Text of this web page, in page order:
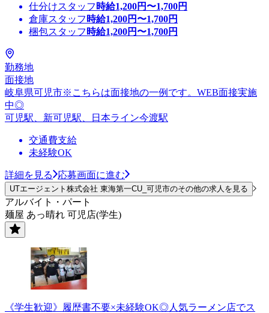
仕分けスタッフ 時給1,200円〜1,700円
倉庫スタッフ 時給1,200円〜1,700円
梱包スタッフ 時給1,200円〜1,700円
勤務地
面接地
岐阜県可児市※こちらは面接地の一例です。WEB面接実施
中◎
可児駅、新可児駅、日本ライン今渡駅
交通費支給
未経験OK
詳細を見る 応募画面に進む
UTエージェント株式会社 東海第一CU_可児市のその他の求人を見る
アルバイト・パート
麺屋 あっ晴れ 可児店(学生)
《学生歓迎》履歴書不要×未経験OK◎人気ラーメン店でス